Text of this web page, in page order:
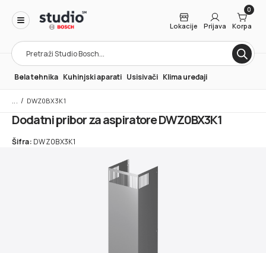
Products
search
Lokacije Prijava
0
Korpa
Bela tehnika Kuhinjski aparati Usisivači Klima uređaji
/ DWZ0BX3K1
Dodatni pribor za aspiratore DWZ0BX3K1
Šifra: DWZ0BX3K1